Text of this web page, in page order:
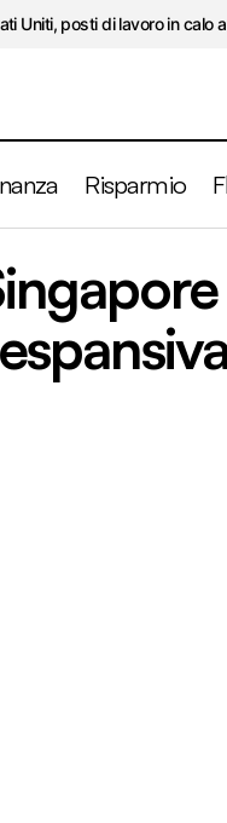
Uniti, posti di lavoro in calo
Risparmio